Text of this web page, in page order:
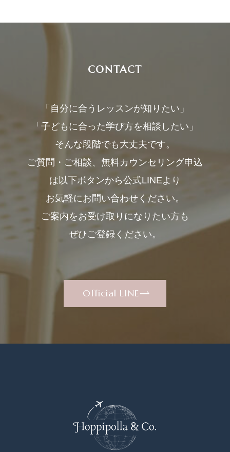
CONTACT
「自分に合うレッスンが知りたい」
「子どもに合った学び方を相談したい」
そんな段階でも大丈夫です。
ご質問・ご相談、無料カウンセリング申込
は以下ボタンから公式LINEより
お気軽にお問い合わせください。
ご案内をお受け取りになりたい方も
ぜひご登録ください。
Official LINE